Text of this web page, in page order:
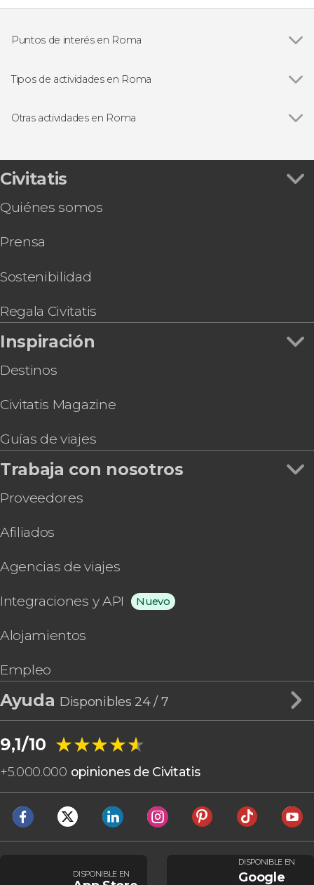
Puntos de interés en Roma
Plaza Navona
Fontana de Trevi
Museos Vaticanos y Capilla Sixtina
Castillo de Sant'Angelo
Museos Capitolinos
Galería Borghese
Tipos de actividades en Roma
Free tours en Roma
Autobuses desde el aeropuerto de Roma
Autobuses turísticos en Roma
Gastronomía y enoturismo en Roma
Otras actividades en Roma
Excursión a Florencia y Pisa
Tour por el Estadio Olímpico de Roma
Autobús entre Civitavecchia y el aeropuerto de
Tour por las Catacumbas de la Vía Appia
Visita guiada por las catacumbas de San
Tour en bicicleta por Roma
OMNIA Rome & Vatican Card
Civitatis
Quiénes somos
Prensa
Sostenibilidad
Regala Civitatis
Inspiración
Destinos
Civitatis Magazine
Guías de viajes
Trabaja con nosotros
Proveedores
Afiliados
Agencias de viajes
Integraciones y API Nuevo
Alojamientos
Empleo
Ayuda Disponibles 24 / 7
9,1/10 ★★★★★
★★★★★
+5.000.000 opiniones de Civitatis
DISPONIBLE EN
DISPONIBLE EN
Google